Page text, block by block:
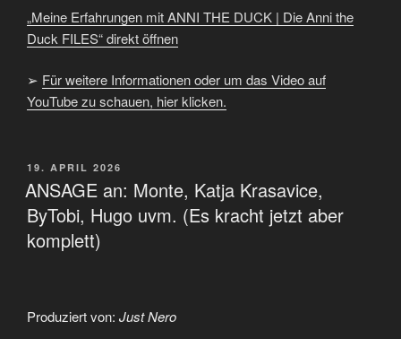
Duck
FILES“
von
YouTube
„Meine Erfahrungen mit ANNI THE DUCK | Die Anni the
Duck FILES“ direkt öffnen
➢ Für weitere Informationen oder um das Video auf
YouTube zu schauen, hier klicken.
VERÖFFENTLICHT
AM
19. APRIL 2026
ANSAGE an: Monte, Katja Krasavice,
ByTobi, Hugo uvm. (Es kracht jetzt aber
komplett)
Produziert von: Just Nero